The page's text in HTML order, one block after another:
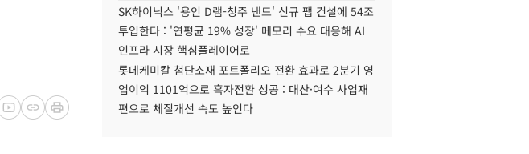
SK하이닉스 '용인 D램-청주 낸드' 신규 팹 건설에 54조
투입한다 : '연평균 19% 성장' 메모리 수요 대응해 AI
인프라 시장 핵심플레이어로
롯데케미칼 첨단소재 포트폴리오 전환 효과로 2분기 영
업이익 1101억으로 흑자전환 성공 : 대산·여수 사업재
편으로 체질개선 속도 높인다